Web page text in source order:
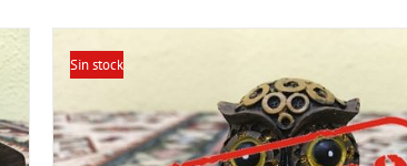
Sin stock